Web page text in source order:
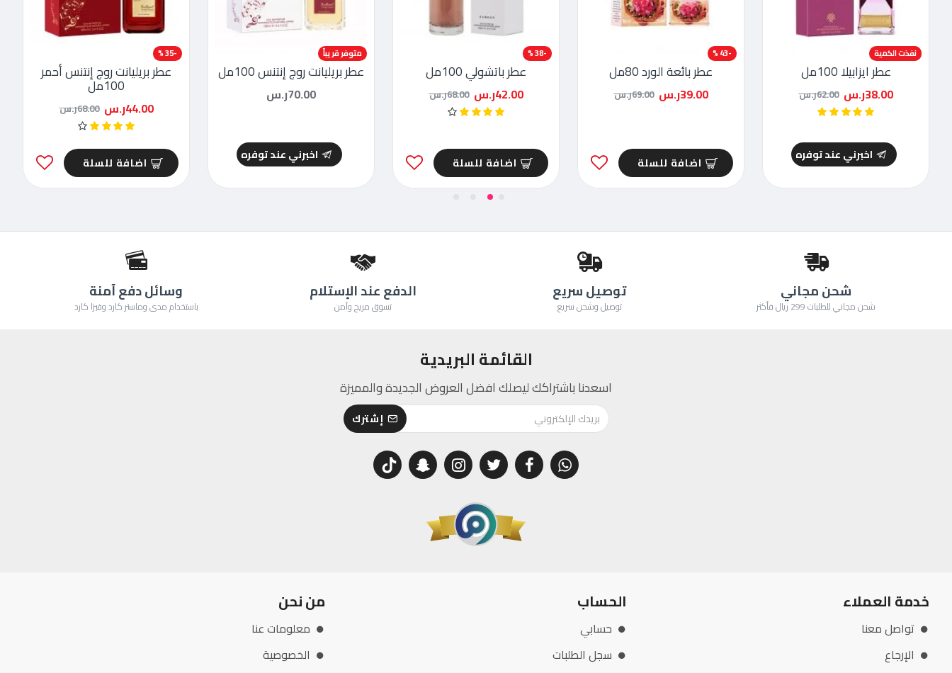
-39 %
نفذت الكمية
عطر ايزابيلا 100مل
38.00ر.س 62.00ر.س
اخبرني عند توفره
-43 %
عطر بائعة الورد 80مل
39.00ر.س 69.00ر.س
اضافة للسلة
-38 %
عطر باتشولي 100مل
42.00ر.س 68.00ر.س
اضافة للسلة
متوفر قريباً
عطر بريليانت روج إنتنس 100مل
70.00ر.س
اخبرني عند توفره
-35 %
عطر بريليانت روج إنتنس أحمر
100مل
44.00ر.س 68.00ر.س
اضافة للسلة
شحن مجاني
شحن مجاني للطلبات 299 ريال فأكثر
توصيل سريع
توصيل وشحن سريع
الدفع عند الإستلام
تسوق مريح وآمن
وسائل دفع آمنة
باستخدام مدى وماستر كارد وفيزا كارد
القائمة البريدية
اسعدنا باشتراكك ليصلك افضل العروض الجديدة والمميزة
إشترك
خدمة العملاء
تواصل معنا
الإرجاع
الحساب
حسابي
سجل الطلبات
من نحن
معلومات عنا
الخصوصية